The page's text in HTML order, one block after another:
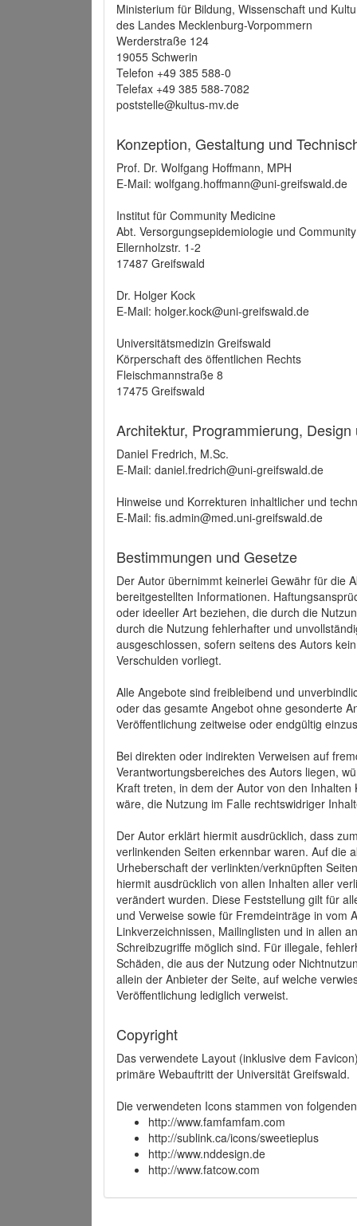
Ministerium für Bildung, Wissenschaft und
des Landes Mecklenburg-Vorpommern
Werderstraße 124
19055 Schwerin
Telefon +49 385 588-0
Telefax +49 385 588-7082
poststelle@kultus-mv.de
Konzeption, Gestaltung und
Prof. Dr. Wolfgang Hoffmann, MPH
E-Mail: wolfgang.hoffmann@uni-greifswald.de
Institut für Community Medicine
Abt. Versorgungsepidemiologie und
Ellernholzstr. 1-2
17487 Greifswald
Dr. Holger Kock
E-Mail: holger.kock@uni-greifswald.de
Universitätsmedizin Greifswald
Körperschaft des öffentlichen Rechts
Fleischmannstraße 8
17475 Greifswald
Architektur, Programmierung,
Daniel Fredrich, M.Sc.
E-Mail: daniel.fredrich@uni-greifswald.de
Hinweise und Korrekturen inhaltlicher und
E-Mail: fis.admin@med.uni-greifswald.de
Bestimmungen und Gesetze
Der Autor übernimmt keinerlei Gewähr für die
bereitgestellten Informationen.
oder ideeller Art beziehen, die durch die
durch die Nutzung fehlerhafter und
ausgeschlossen, sofern seitens des Autors
Verschulden vorliegt.
Alle Angebote sind freibleibend und
oder das gesamte Angebot ohne gesonderte
Veröffentlichung zeitweise oder endgültig
Bei direkten oder indirekten Verweisen auf
Verantwortungsbereiches des Autors liegen,
Kraft treten, in dem der Autor von den
wäre, die Nutzung im Falle rechtswidriger
Der Autor erklärt hiermit ausdrücklich, dass
verlinkenden Seiten erkennbar waren. Auf die
Urheberschaft der verlinkten/verknüpften
hiermit ausdrücklich von allen Inhalten aller
verändert wurden. Diese Feststellung gilt für
und Verweise sowie für Fremdeinträge in vom
Linkverzeichnissen, Mailinglisten und in allen
Schreibzugriffe möglich sind. Für illegale,
Schäden, die aus der Nutzung oder
allein der Anbieter der Seite, auf welche
Veröffentlichung lediglich verweist.
Copyright
Das verwendete Layout (inklusive dem
primäre Webauftritt der Universität Greifswald.
Die verwendeten Icons stammen von
http://www.famfamfam.com
http://sublink.ca/icons/sweetieplus
http://www.nddesign.de
http://www.fatcow.com